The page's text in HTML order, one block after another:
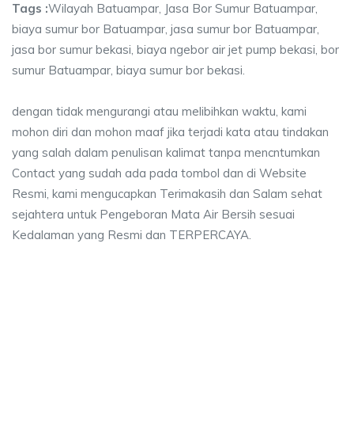
Tags :Wilayah Batuampar, Jasa Bor Sumur Batuampar,
biaya sumur bor Batuampar, jasa sumur bor Batuampar,
jasa bor sumur bekasi, biaya ngebor air jet pump bekasi, bor
sumur Batuampar, biaya sumur bor bekasi.
dengan tidak mengurangi atau melibihkan waktu, kami
mohon diri dan mohon maaf jika terjadi kata atau tindakan
yang salah dalam penulisan kalimat tanpa mencntumkan
Contact yang sudah ada pada tombol dan di Website
Resmi, kami mengucapkan Terimakasih dan Salam sehat
sejahtera untuk Pengeboran Mata Air Bersih sesuai
Kedalaman yang Resmi dan TERPERCAYA.